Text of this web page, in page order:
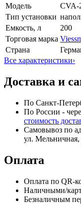
Модель
CVA-
Тип установки
Емкость, л
200
Торговая марка
Страна
Все характеристики›
Доставка и
По Санкт-
По России -
стоимость
Самовывоз по
ул. Мельничная,
Оплата
Оплата по QR-
Наличными/
Безналичным